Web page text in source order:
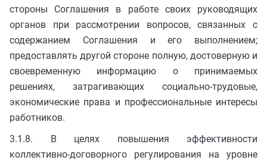
стороны Соглашения в работе своих руководящих
органов при рассмотрении вопросов, связанных с
содержанием Соглашения и его выполнением;
предоставлять другой стороне полную, достоверную и
своевременную информацию о принимаемых
решениях, затрагивающих социально-трудовые,
экономические права и профессиональные интересы
работников.
3.1.8. В целях повышения эффективности
коллективно-договорного регулирования на уровне